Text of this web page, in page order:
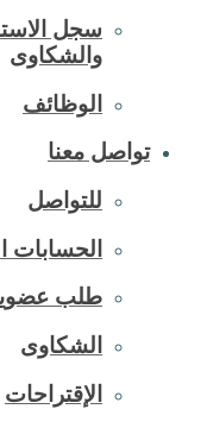
سجل
والشكاوى
الوظائف
تواصل معنا
للتواصل
الحسابات
طلب
الشكاوى
الإقتراحات